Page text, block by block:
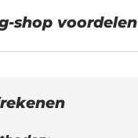
shop voordelen